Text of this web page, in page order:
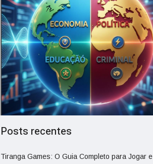
Posts recentes
Tiranga Games: O Guia Completo para Jogar e